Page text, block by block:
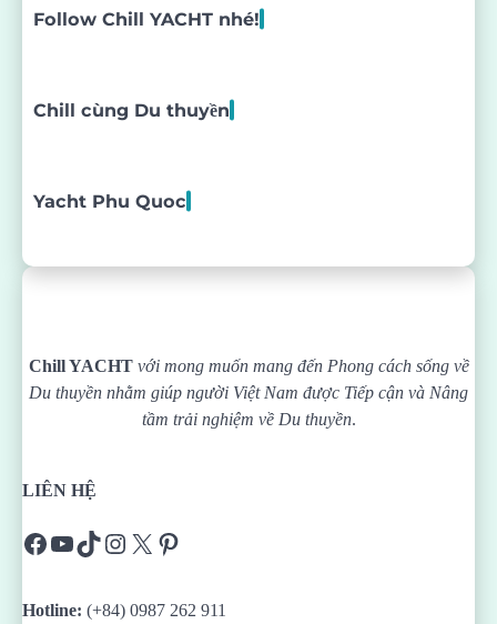
Follow Chill YACHT nhé!
Chill cùng Du thuyền
Yacht Phu Quoc
Chill YACHTvới mong muốn mang đến Phong cách sống về
Du thuyền nhằm giúp người Việt Nam được Tiếp cận và Nâng
tầm trải nghiệm về Du thuyền.
LIÊN HỆ
Facebook
YouTube
TikTok
Instagram
X Pinterest
Hotline: (+84) 0987 262 911